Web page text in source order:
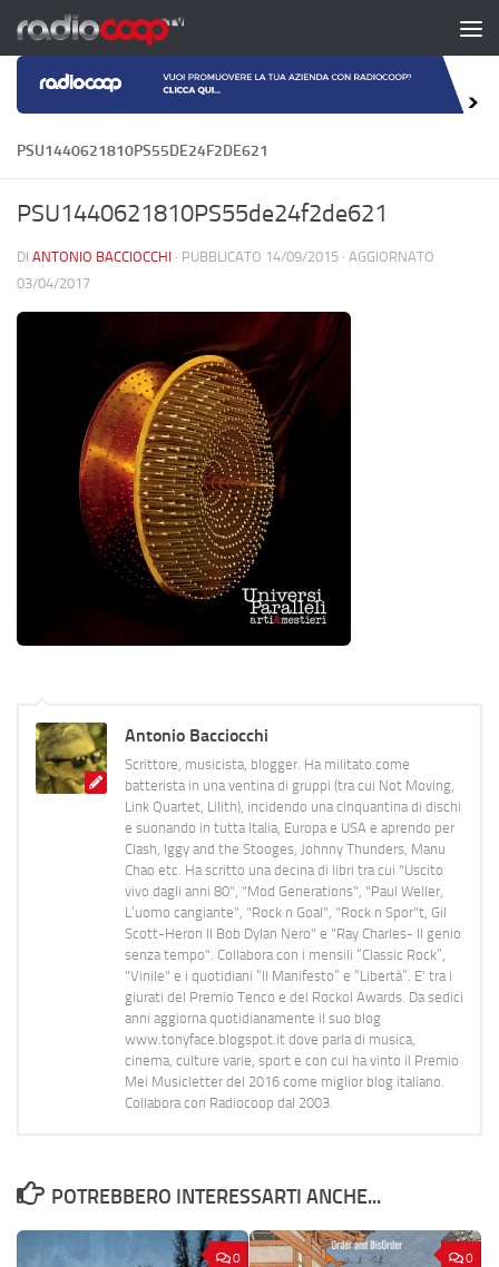
Salta al contenuto
PSU1440621810PS55DE24F2DE621
PSU1440621810PS55de24f2de621
DI ANTONIO BACCIOCCHI · PUBBLICATO 14/09/2015 · AGGIORNATO
03/04/2017
Antonio Bacciocchi
Scrittore, musicista, blogger. Ha militato come
batterista in una ventina di gruppi (tra cui Not Moving,
Link Quartet, Lilith), incidendo una cinquantina di dischi
e suonando in tutta Italia, Europa e USA e aprendo per
Clash, Iggy and the Stooges, Johnny Thunders, Manu
Chao etc. Ha scritto una decina di libri tra cui "Uscito
vivo dagli anni 80", "Mod Generations", "Paul Weller,
L’uomo cangiante", "Rock n Goal", "Rock n Spor"t, Gil
Scott-Heron Il Bob Dylan Nero" e "Ray Charles- Il genio
senza tempo". Collabora con i mensili “Classic Rock”,
"Vinile" e i quotidiani “Il Manifesto” e “Libertà”. E' tra i
giurati del Premio Tenco e del Rockol Awards. Da sedici
anni aggiorna quotidianamente il suo blog
www.tonyface.blogspot.it dove parla di musica,
cinema, culture varie, sport e con cui ha vinto il Premio
Mei Musicletter del 2016 come miglior blog italiano.
Collabora con Radiocoop dal 2003.
POTREBBERO INTERESSARTI ANCHE...
0 0